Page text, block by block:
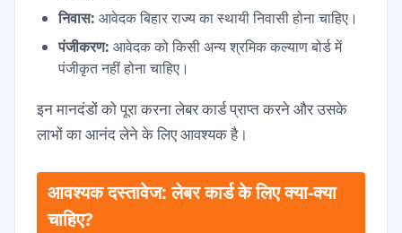
निवास: आवेदक बिहार राज्य का स्थायी निवासी होना चाहिए।
पंजीकरण: आवेदक को किसी अन्य श्रमिक कल्याण बोर्ड में
पंजीकृत नहीं होना चाहिए।
इन मानदंडों को पूरा करना लेबर कार्ड प्राप्त करने और उसके
लाभों का आनंद लेने के लिए आवश्यक है।
आवश्यक दस्तावेज: लेबर कार्ड के लिए क्या-क्या
चाहिए?